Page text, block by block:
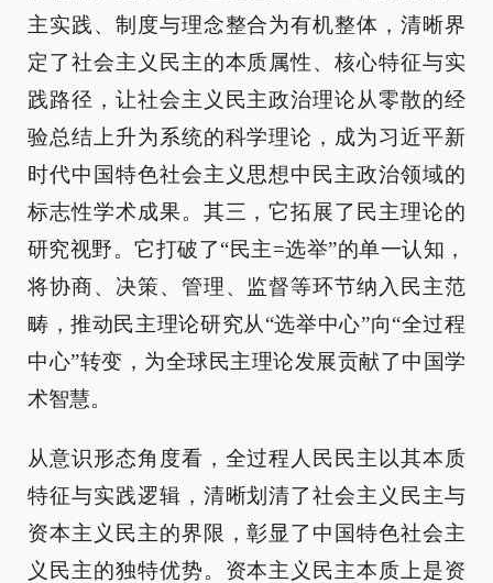
主实践、制度与理念整合为有机整体，清晰界
定了社会主义民主的本质属性、核心特征与实
践路径，让社会主义民主政治理论从零散的经
验总结上升为系统的科学理论，成为习近平新
时代中国特色社会主义思想中民主政治领域的
标志性学术成果。其三，它拓展了民主理论的
研究视野。它打破了“民主=选举”的单一认知，
将协商、决策、管理、监督等环节纳入民主范
畴，推动民主理论研究从“选举中心”向“全过程
中心”转变，为全球民主理论发展贡献了中国学
术智慧。
从意识形态角度看，全过程人民民主以其本质
特征与实践逻辑，清晰划清了社会主义民主与
资本主义民主的界限，彰显了中国特色社会主
义民主的独特优势。资本主义民主本质上是资